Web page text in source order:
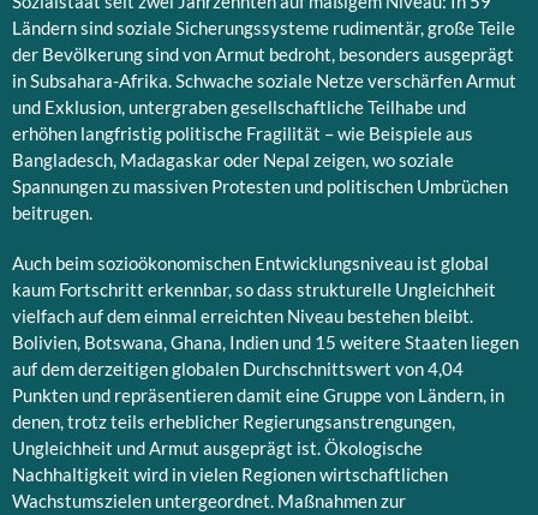
Ländern sind soziale Sicherungssysteme rudimentär, große Teile
der Bevölkerung sind von Armut bedroht, besonders ausgeprägt
in Subsahara-Afrika. Schwache soziale Netze verschärfen Armut
und Exklusion, untergraben gesellschaftliche Teilhabe und
erhöhen langfristig politische Fragilität – wie Beispiele aus
Bangladesch, Madagaskar oder Nepal zeigen, wo soziale
Spannungen zu massiven Protesten und politischen Umbrüchen
beitrugen.
Auch beim sozioökonomischen Entwicklungsniveau ist global
kaum Fortschritt erkennbar, so dass strukturelle Ungleichheit
vielfach auf dem einmal erreichten Niveau bestehen bleibt.
Bolivien, Botswana, Ghana, Indien und 15 weitere Staaten liegen
auf dem derzeitigen globalen Durchschnittswert von 4,04
Punkten und repräsentieren damit eine Gruppe von Ländern, in
denen, trotz teils erheblicher Regierungsanstrengungen,
Ungleichheit und Armut ausgeprägt ist. Ökologische
Nachhaltigkeit wird in vielen Regionen wirtschaftlichen
Wachstumszielen untergeordnet. Maßnahmen zur